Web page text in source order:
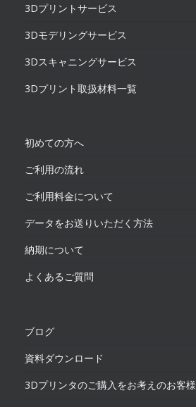
3Dプリントサービス
3Dモデリングサービス
3Dスキャニングサービス
3Dプリント取扱材料一覧
初めての方へ
ご利用の流れ
ご利用料金について
データをお送りいただく方法
納期について
よくあるご質問
ブログ
資料ダウンロード
3Dプリンタのご購入をお考えのお客様